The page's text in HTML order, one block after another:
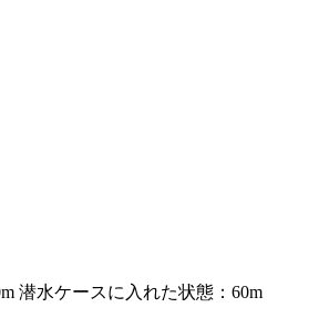
潜水ケースに入れた状態：60m